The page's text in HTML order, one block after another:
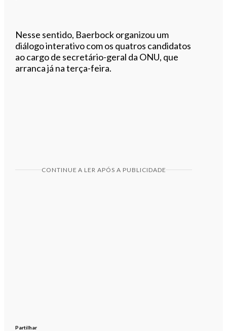
Nesse sentido, Baerbock organizou um
diálogo interativo com os quatros candidatos
ao cargo de secretário-geral da ONU, que
arranca já na terça-feira.
CONTINUE A LER APÓS A PUBLICIDADE
Partilhar